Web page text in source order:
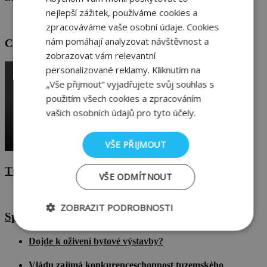
Cihla jako dobrá investice
Tiskové zprávy
Spotřeba pálených cihel letos vzroste
Dojde k oživení bytové výstavby?
Vládu zajímá konkurenceschopnost tuzemského
nejlepší zážitek, používáme cookies a
zpracováváme vaše osobní údaje. Cookies
nám pomáhají analyzovat návštěvnost a
zobrazovat vám relevantní
personalizované reklamy. Kliknutím na
„Vše přijmout“ vyjadřujete svůj souhlas s
použitím všech cookies a zpracováním
vašich osobních údajů pro tyto účely.
VŠE PŘIJMOUT
VŠE ODMÍTNOUT
ZOBRAZIT PODROBNOSTI
Nezbytně
nutné
Výkonové
soubory
Soubory